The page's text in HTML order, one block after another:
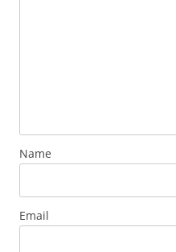
Name
Email